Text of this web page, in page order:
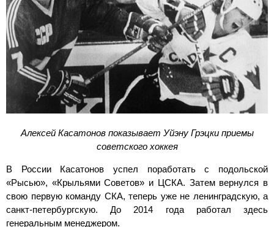
Алексей Касатонов показывает Уйэну Грэцки приемы
советского хоккея
В России Касатонов успел поработать с подольской
«Рысью», «Крыльями Советов» и ЦСКА. Затем вернулся в
свою первую команду СКА, теперь уже не ленинградскую, а
санкт-петербургскую. До 2014 года работал здесь
генеральным менеджером.